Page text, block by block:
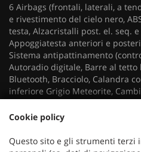
6 Airbags (frontali, laterali, a
e rivestimento del cielo nero,
testa, Alzacristalli post. el. seq.
Appoggiatesta anteriori e
Sistema antipattinamento
Autoradio digitale, Barre al
Bluetooth, Bracciolo, Calandra
inferiore Grigio Meteorite,
Cerchi in lega, Chiusura
pretensionatore e limit. di sforzo,
Correzione automatica assetto
Cookie policy
Questo sito e gli strumenti terzi